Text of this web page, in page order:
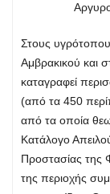
Στους
Αμβρακικού και
καταγραφεί
(από τα 450
από τα οποία
Κατάλογο
Προστασίας της
της περιοχής